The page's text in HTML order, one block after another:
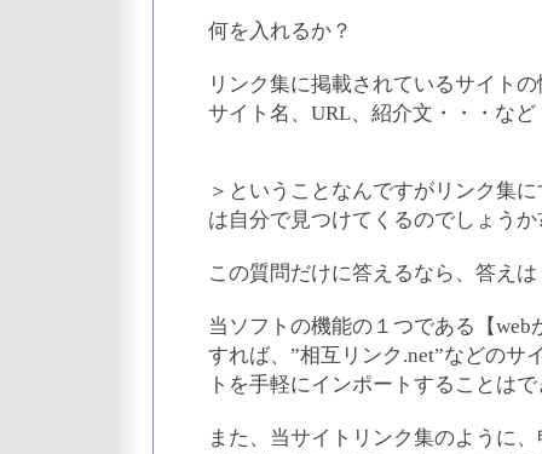
何を入れるか？
リンク集に掲載されているサイト
サイト名、URL、紹介文・・・など
＞ということなんですがリンク集
は自分で見つけてくるのでしょうか
この質問だけに答えるなら、答え
当ソフトの機能の１つである【
すれば、”相互リンク.net”などのサ
トを手軽にインポートすることは
また、当サイトリンク集のように